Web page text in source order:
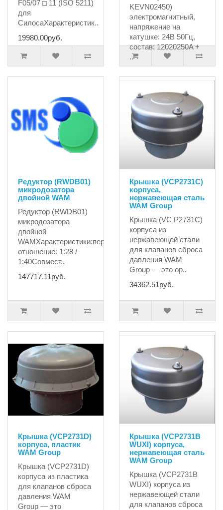
F05/07 □ 11 (ISO 5211)
для
СилосаХарактеристик..
19980.00руб.
KEVN02450)
электромагнитный,
напряжение на
катушке: 24В 50Гц,
состав: 12020250A +
..
Редуктор (RWDB01)
микродозатора
двойной WAM
Редуктор (RWDB01)
микродозатора
двойной
WAMХарактеристики:передаточное
отношение: 1:28 /
1:40Совмест..
147717.11руб.
Крышка (VCP2731C)
корпуса,
нержавеющая сталь
WAM Group
Крышка (VC P2731C)
корпуса из
нержавеющей стали
для клапанов сброса
давления WAM
Group — это ор..
34362.51руб.
Крышка (VCP2731D)
корпуса, пластик
WAM Group
Крышка (VCP2731D)
корпуса из пластика
для клапанов сброса
давления WAM
Group — это
Крышка (VCP2731B
WUXI) корпуса,
нержавеющая сталь
WAM Group
Крышка (VCP2731B
WUXI) корпуса из
нержавеющей стали
для клапанов сброса